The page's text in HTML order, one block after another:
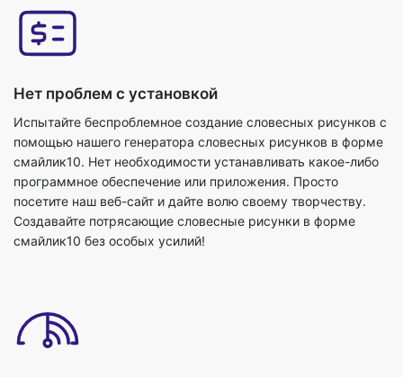
Нет проблем с установкой
Испытайте беспроблемное создание словесных рисунков с
помощью нашего генератора словесных рисунков в форме
смайлик10. Нет необходимости устанавливать какое-либо
программное обеспечение или приложения. Просто
посетите наш веб-сайт и дайте волю своему творчеству.
Создавайте потрясающие словесные рисунки в форме
смайлик10 без особых усилий!